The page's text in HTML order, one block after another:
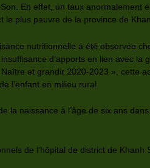
En effet, un taux anormalement
le plus pauvre de la province de
nutritionnelle a été observée
d’apports en lien avec la
et grandir 2020-2023 », cette
l’enfant en milieu rural.
la naissance à l’âge de six ans
de l’hôpital de district de Khanh